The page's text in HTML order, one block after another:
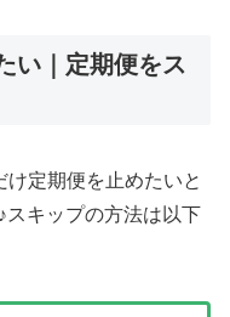
い｜定期便をス
定期便を止めたいと
スキップの方法は以下